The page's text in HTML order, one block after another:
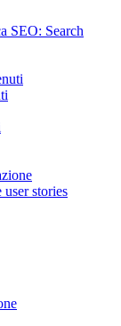
SEO: Search
stories